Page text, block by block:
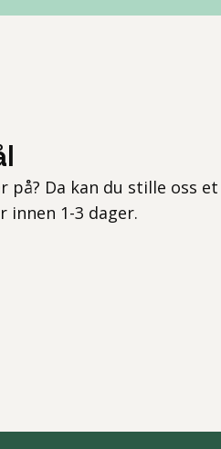
på? Da kan du stille oss et
innen 1-3 dager.